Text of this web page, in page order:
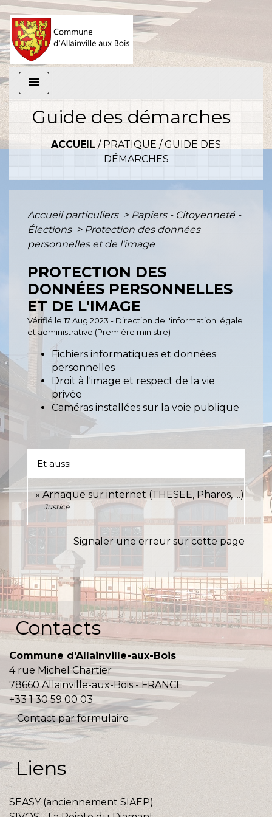
menu
Guide des démarches
ACCUEIL / PRATIQUE /GUIDE DES
DÉMARCHES
Accueil particuliers > Papiers - Citoyenneté -
Élections > Protection des données
personnelles et de l'image
PROTECTION DES
DONNÉES PERSONNELLES
ET DE L'IMAGE
Vérifié le 17 Aug 2023 - Direction de l'information légale
et administrative (Première ministre)
Fichiers informatiques et données
personnelles
Droit à l'image et respect de la vie
privée
Caméras installées sur la voie publique
Et aussi
Arnaque sur internet (THESEE, Pharos, ...)
Justice
Signaler une erreur sur cette page
Contacts
Commune d'Allainville-aux-Bois
4 rue Michel Chartier
78660 Allainville-aux-Bois - FRANCE
+33 1 30 59 00 03
Contact par formulaire
Liens
SEASY (anciennement SIAEP)